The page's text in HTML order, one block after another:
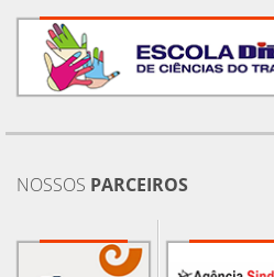
NOSSOS PARCEIROS